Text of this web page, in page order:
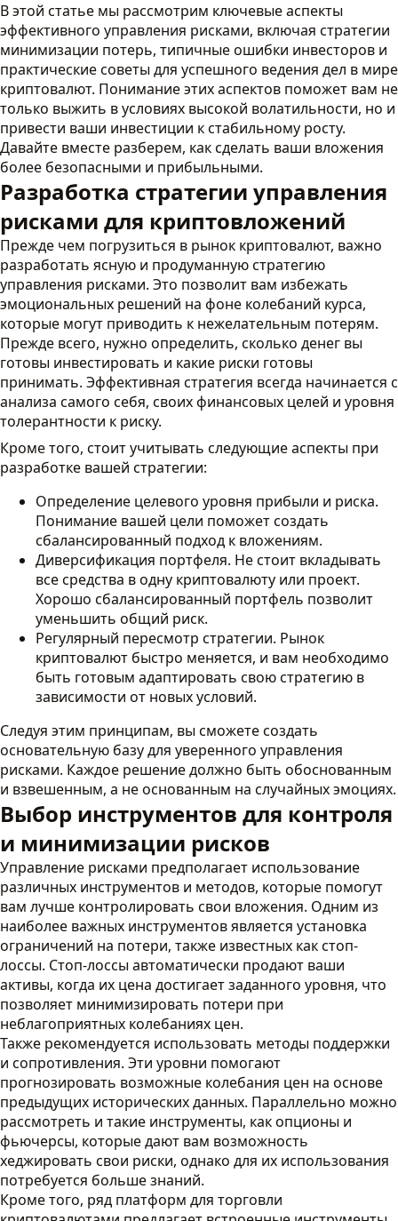
В этой статье мы рассмотрим ключевые аспекты
эффективного управления рисками, включая стратегии
минимизации потерь, типичные ошибки инвесторов и
практические советы для успешного ведения дел в мире
криптовалют. Понимание этих аспектов поможет вам не
только выжить в условиях высокой волатильности, но и
привести ваши инвестиции к стабильному росту.
Давайте вместе разберем, как сделать ваши вложения
более безопасными и прибыльными.
Разработка стратегии управления
рисками для криптовложений
Прежде чем погрузиться в рынок криптовалют, важно
разработать ясную и продуманную стратегию
управления рисками. Это позволит вам избежать
эмоциональных решений на фоне колебаний курса,
которые могут приводить к нежелательным потерям.
Прежде всего, нужно определить, сколько денег вы
готовы инвестировать и какие риски готовы
принимать. Эффективная стратегия всегда начинается с
анализа самого себя, своих финансовых целей и уровня
толерантности к риску.
Кроме того, стоит учитывать следующие аспекты при
разработке вашей стратегии:
Определение целевого уровня прибыли и риска.
Понимание вашей цели поможет создать
сбалансированный подход к вложениям.
Диверсификация портфеля. Не стоит вкладывать
все средства в одну криптовалюту или проект.
Хорошо сбалансированный портфель позволит
уменьшить общий риск.
Регулярный пересмотр стратегии. Рынок
криптовалют быстро меняется, и вам необходимо
быть готовым адаптировать свою стратегию в
зависимости от новых условий.
Следуя этим принципам, вы сможете создать
основательную базу для уверенного управления
рисками. Каждое решение должно быть обоснованным
и взвешенным, а не основанным на случайных эмоциях.
Выбор инструментов для контроля
и минимизации рисков
Управление рисками предполагает использование
различных инструментов и методов, которые помогут
вам лучше контролировать свои вложения. Одним из
наиболее важных инструментов является установка
ограничений на потери, также известных как стоп-
лоссы. Стоп-лоссы автоматически продают ваши
активы, когда их цена достигает заданного уровня, что
позволяет минимизировать потери при
неблагоприятных колебаниях цен.
Также рекомендуется использовать методы поддержки
и сопротивления. Эти уровни помогают
прогнозировать возможные колебания цен на основе
предыдущих исторических данных. Параллельно можно
рассмотреть и такие инструменты, как опционы и
фьючерсы, которые дают вам возможность
хеджировать свои риски, однако для их использования
потребуется больше знаний.
Кроме того, ряд платформ для торговли